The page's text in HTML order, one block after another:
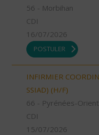
56 - Morbihan
CDI
16/07/2026
POSTULER
INFIRMIER
SSIAD) (H/F)
66 - Pyrénées-
CDI
15/07/2026